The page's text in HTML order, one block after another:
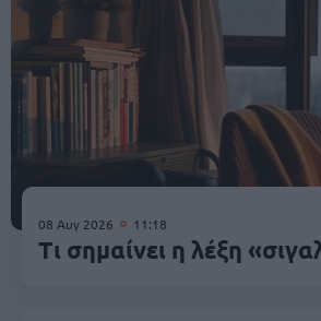
08 Αυγ 2026 11:18
Τι σημαίνει η λέξη